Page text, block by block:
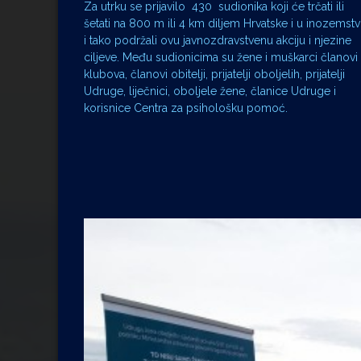
Za utrku se prijavilo 430 sudionika koji će trčati ili
šetati na 800 m ili 4 km diljem Hrvatske i u
i tako podržali ovu javnozdravstvenu akciju i njezine
ciljeve. Među sudionicima su žene i muškarci članovi
klubova, članovi obitelji, prijatelji oboljelih, prijatelji
Udruge, liječnici, oboljele žene, članice Udruge i
korisnice Centra za psihološku pomoć.